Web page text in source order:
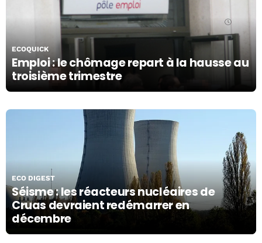
Emploi : le chômage repart à la hausse au
troisième trimestre
ECOQUICK
Séisme : les réacteurs nucléaires de
Cruas devraient redémarrer en
décembre
ECO DIGEST
14/11/19